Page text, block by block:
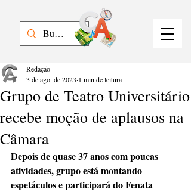
Grupo de Teatro Universitário
recebe moção de aplausos na
Câmara
Redação
3 de ago. de 2023 1 min de leitura
Depois de quase 37 anos com poucas
atividades, grupo está montando
espetáculos e participará do Fenata